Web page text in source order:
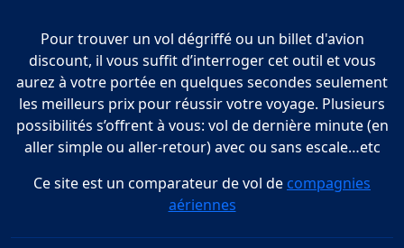
Pour trouver un vol dégriffé ou un billet d'avion
discount, il vous suffit d’interroger cet outil et vous
aurez à votre portée en quelques secondes seulement
les meilleurs prix pour réussir votre voyage. Plusieurs
possibilités s’offrent à vous: vol de dernière minute (en
aller simple ou aller-retour) avec ou sans escale…etc
Ce site est un comparateur de vol de compagnies
aériennes